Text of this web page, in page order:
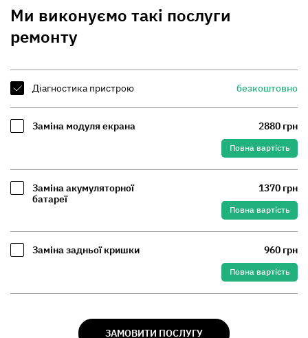
Ми виконуємо такі послуги
ремонту
Діагностика пристрою безкоштовно
Заміна модуля екрана 2880 грн
Повна вартість
Заміна акумуляторної
батареї
1370 грн
Повна вартість
Заміна задньої кришки 960 грн
Повна вартість
ЗАМОВИТИ ПОСЛУГУ